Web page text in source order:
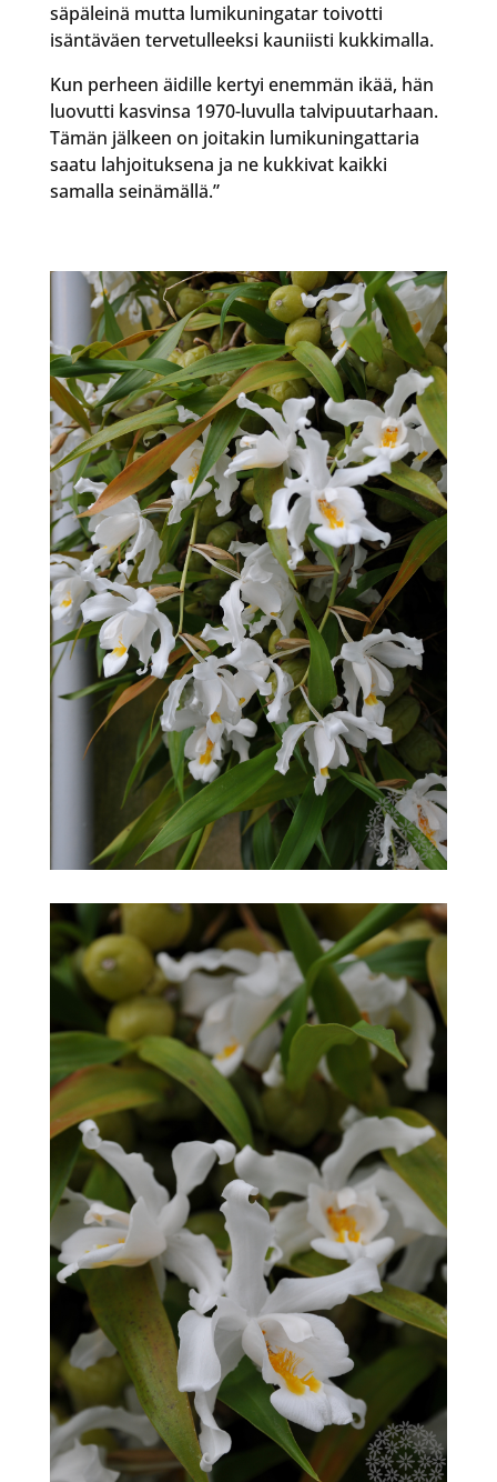
säpäleinä mutta lumikuningatar toivotti
isäntäväen tervetulleeksi kauniisti kukkimalla.
Kun perheen äidille kertyi enemmän ikää, hän
luovutti kasvinsa 1970-luvulla talvipuutarhaan.
Tämän jälkeen on joitakin lumikuningattaria
saatu lahjoituksena ja ne kukkivat kaikki
samalla seinämällä.”